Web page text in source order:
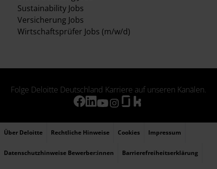
Sustainability Jobs
Versicherung Jobs
Wirtschaftsprüfer Jobs (m/w/d)
Folge Deloitte Deutschland Karriere auf unseren Kanälen.
Über Deloitte Rechtliche Hinweise Cookies Impressum
Datenschutzhinweise Bewerber:innen Barrierefreiheitserklärung